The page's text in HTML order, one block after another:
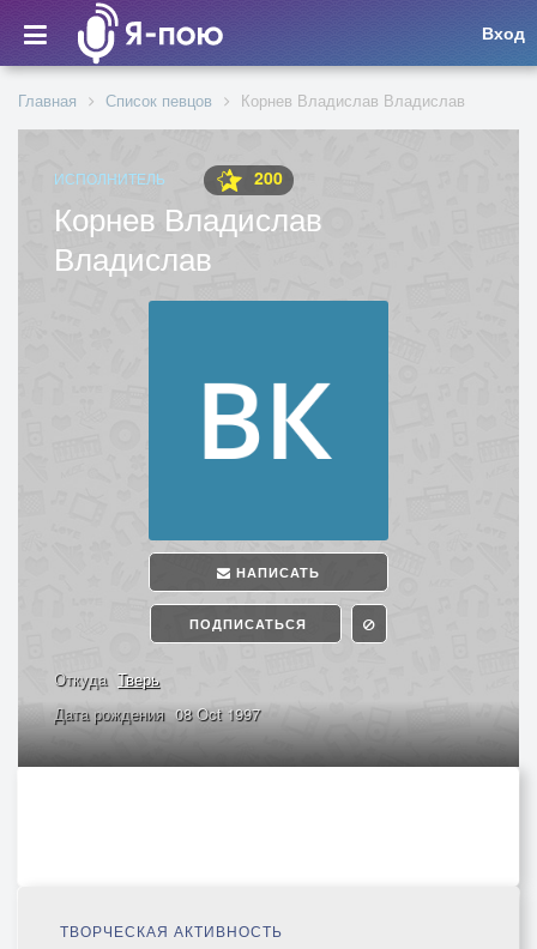
Вход
Главная Список певцов Корнев Владислав Владислав
ИСПОЛНИТЕЛЬ 200
Корнев Владислав
Владислав
НАПИСАТЬ
ПОДПИСАТЬСЯ
Откуда Тверь
Дата рождения 08 Oct 1997
ТВОРЧЕСКАЯ АКТИВНОСТЬ